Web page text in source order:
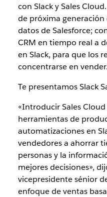
con Slack y Sales
de próxima generación
datos de Salesforce;
CRM en tiempo real a
en Slack, para que los
concentrarse en vender.
Te presentamos Slack
«Introducir Sales
herramientas de
automatizaciones en
vendedores a ahorrar
personas y la
mejores decisiones»,
vicepresidente sénior
enfoque de ventas